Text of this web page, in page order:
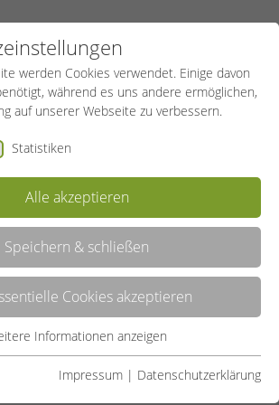
LISTE
werden Cookies verwendet. Einige davon
während es uns andere ermöglichen,
auf unserer Webseite zu verbessern.
Statistiken
Alle akzeptieren
Speichern & schließen
Cookies akzeptieren
werden für grundlegende Funktionen der
Informationen anzeigen
Impressum | Datenschutzerklärung